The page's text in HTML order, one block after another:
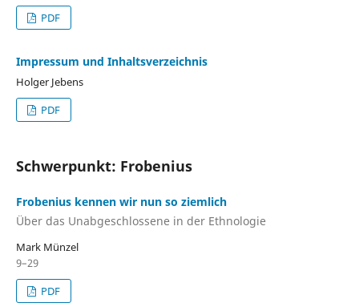
PDF
Impressum und Inhaltsverzeichnis
Holger Jebens
PDF
Schwerpunkt: Frobenius
Frobenius kennen wir nun so ziemlich
Über das Unabgeschlossene in der Ethnologie
Mark Münzel
9–29
PDF